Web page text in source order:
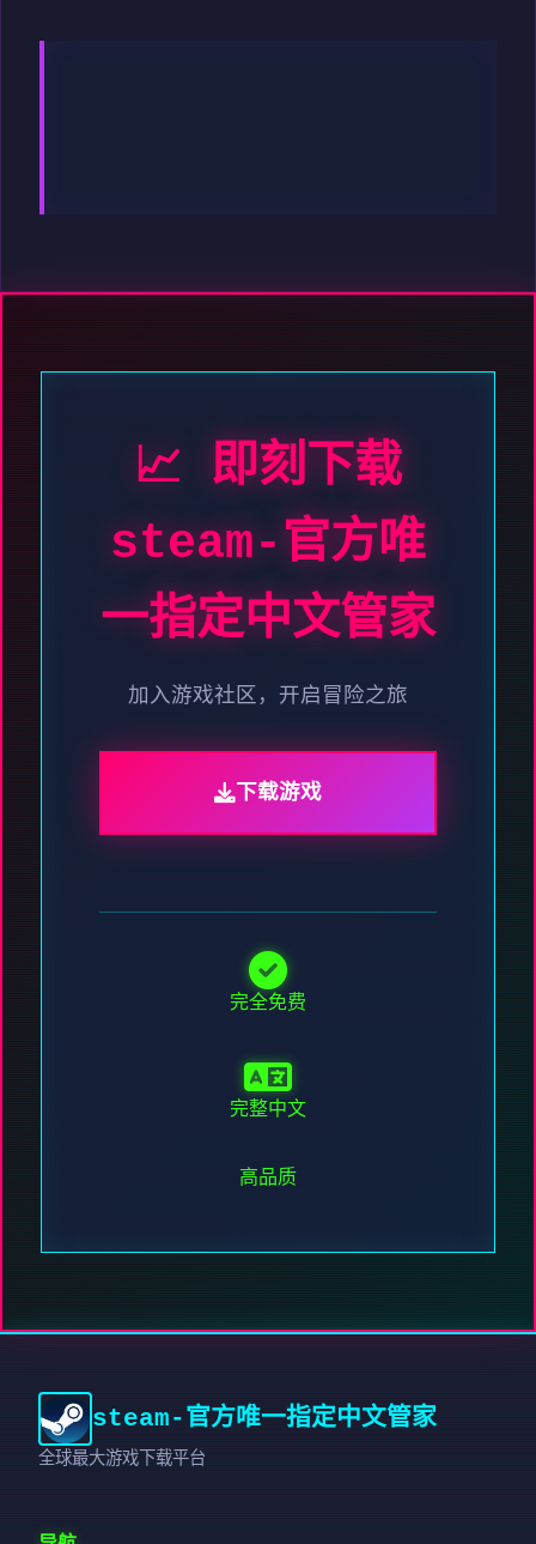
📈 即刻下载
steam-官方唯
一指定中文管家
加入游戏社区，开启冒险之旅
下载游戏
完全免费
完整中文
高品质
steam-官方唯一指定中文管家
全球最大游戏下载平台